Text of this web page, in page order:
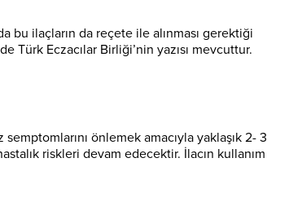
bu ilaçların da reçete ile alınması gerektiği
Eczacılar Birliği’nin yazısı mevcuttur.
önlemek amacıyla yaklaşık 2- 3
riskleri devam edecektir. İlacın kullanım